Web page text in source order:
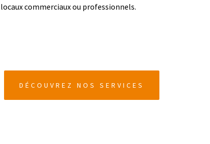
locaux commerciaux ou professionnels.
DÉCOUVREZ NOS SERVICES